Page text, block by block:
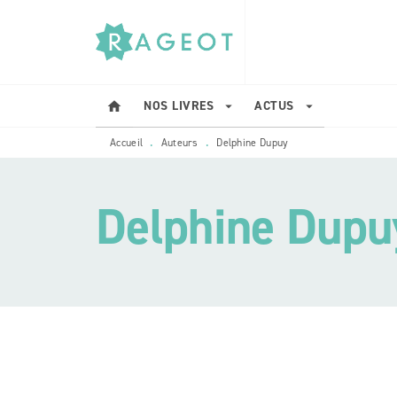
MENU RECHERCHE
home NOS LIVRES arrow_drop_down ACTUS arrow_drop_down
Accueil • Auteurs • Delphine Dupuy
Delphine